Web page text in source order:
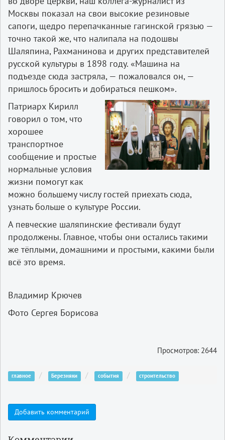
Москвы показал на свои высокие резиновые
сапоги, щедро перепачканные гагинской грязью —
точно такой же, что налипала на подошвы
Шаляпина, Рахманинова и других представителей
русской культуры в 1898 году. «Машина на
подъезде сюда застряла, — пожаловался он, —
пришлось бросить и добираться пешком».
Патриарх Кирилл
говорил о том, что
хорошее
транспортное
сообщение и простые
нормальные условия
жизни помогут как
можно большему числу гостей приехать сюда,
узнать больше о культуре России.
А певческие шаляпинские фестивали будут
продолжены. Главное, чтобы они остались такими
же тёплыми, домашними и простыми, какими были
всё это время.
Владимир Крючев
Фото Сергея Борисова
Просмотров: 2644
главное Березняки события строительство
Добавить комментарий